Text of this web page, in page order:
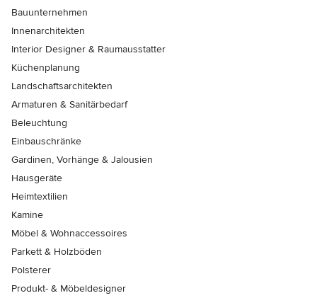
Bauunternehmen
Innenarchitekten
Interior Designer & Raumausstatter
Küchenplanung
Landschaftsarchitekten
Armaturen & Sanitärbedarf
Beleuchtung
Einbauschränke
Gardinen, Vorhänge & Jalousien
Hausgeräte
Heimtextilien
Kamine
Möbel & Wohnaccessoires
Parkett & Holzböden
Polsterer
Produkt- & Möbeldesigner